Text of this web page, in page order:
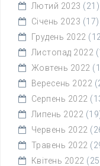
Лютий 2023 (21)
Січень 2023 (17)
Грудень 2022
Листопад 2022
Жовтень 2022
Вересень 2022
Серпень 2022
Липень 2022
Червень 2022
Травень 2022
Квітень 2022